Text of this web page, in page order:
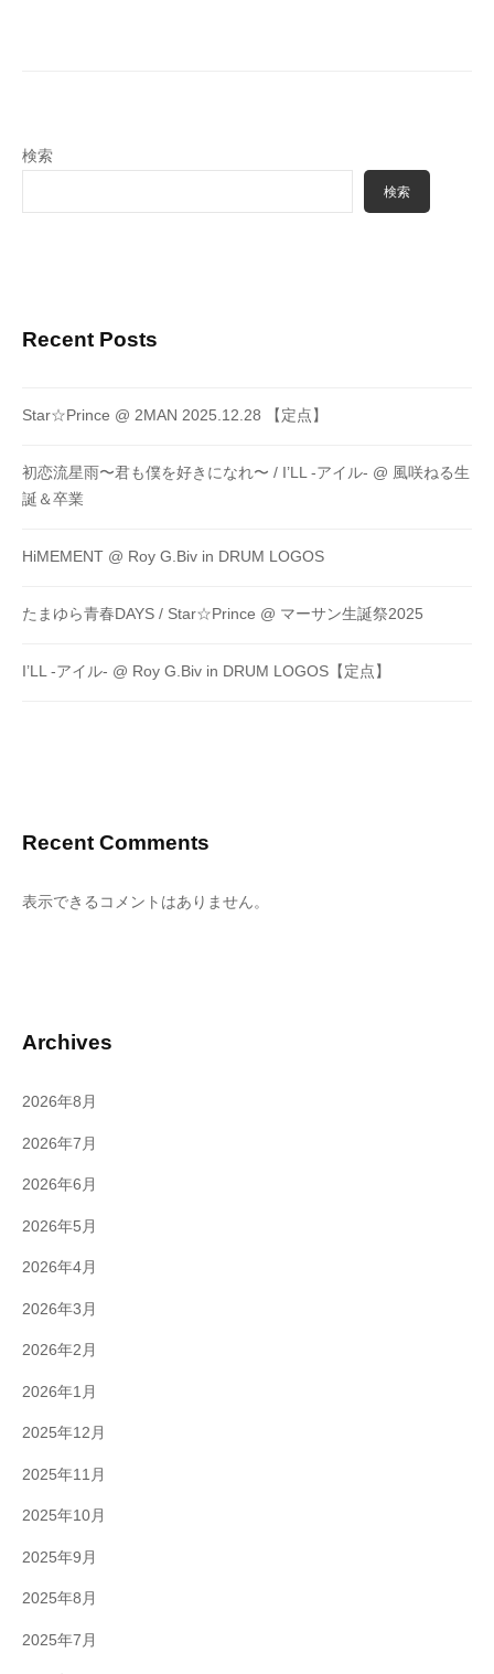
検索
検索
Recent Posts
Star☆Prince @ 2MAN 2025.12.28 【定点】
初恋流星雨〜君も僕を好きになれ〜 / I’LL -アイル- @ 風咲ねる生
誕＆卒業
HiMEMENT @ Roy G.Biv in DRUM LOGOS
たまゆら青春DAYS / Star☆Prince @ マーサン生誕祭2025
I’LL -アイル- @ Roy G.Biv in DRUM LOGOS【定点】
Recent Comments
表示できるコメントはありません。
Archives
2026年8月
2026年7月
2026年6月
2026年5月
2026年4月
2026年3月
2026年2月
2026年1月
2025年12月
2025年11月
2025年10月
2025年9月
2025年8月
2025年7月